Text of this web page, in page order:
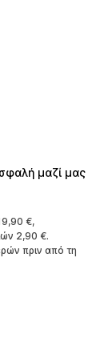
μαζί μας
€,
2,90 €.
πριν από τη